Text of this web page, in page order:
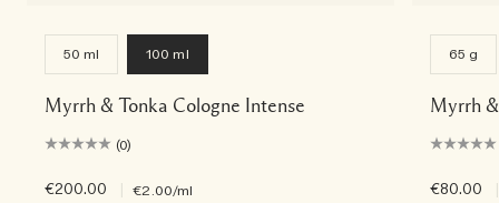
50 ml 100 ml
Myrrh & Tonka Cologne Intense
(0)
€200.00 €2.00/ml
65 g
Myrrh
€80.00